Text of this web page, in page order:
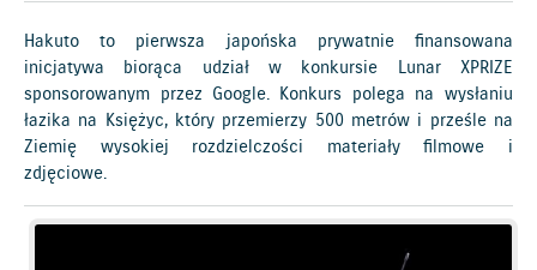
Hakuto to pierwsza japońska prywatnie finansowana
inicjatywa biorąca udział w konkursie Lunar XPRIZE
sponsorowanym przez Google. Konkurs polega na wysłaniu
łazika na Księżyc, który przemierzy 500 metrów i prześle na
Ziemię wysokiej rozdzielczości materiały filmowe i
zdjęciowe.